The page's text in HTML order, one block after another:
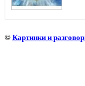
© Картинки и